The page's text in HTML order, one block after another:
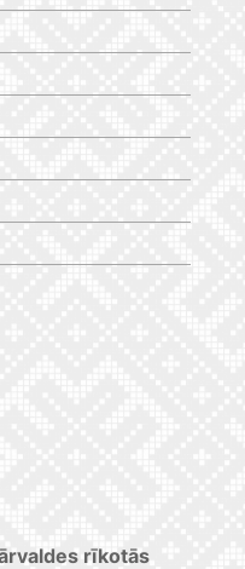
rīkotās